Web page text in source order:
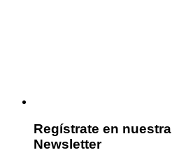
Regístrate en nuestra
Newsletter